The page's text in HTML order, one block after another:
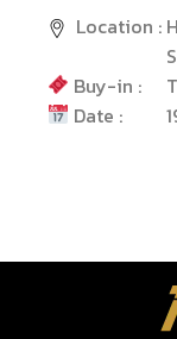
Location :
Buy-in :
Date :